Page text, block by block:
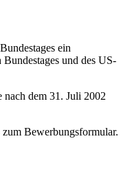
ein
und des US-
nach dem 31. Juli 2002
Bewerbungsformular.